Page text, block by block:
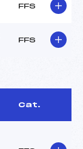
FFS
FFS
Cat.